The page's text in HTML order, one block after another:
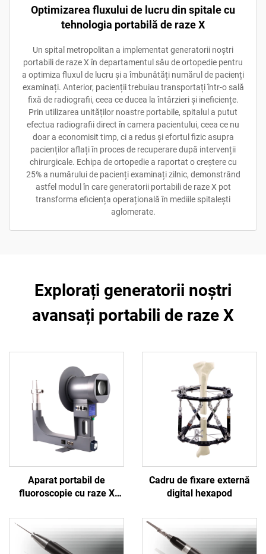
Optimizarea fluxului de lucru din spitale cu
tehnologia portabilă de raze X
Un spital metropolitan a implementat generatorii noștri
portabili de raze X în departamentul său de ortopedie pentru
a optimiza fluxul de lucru și a îmbunătăți numărul de pacienți
examinați. Anterior, pacienții trebuiau transportați într-o sală
fixă de radiografii, ceea ce ducea la întârzieri și ineficiențe.
Prin utilizarea unităților noastre portabile, spitalul a putut
efectua radiografii direct în camera pacientului, ceea ce nu
doar a economisit timp, ci a redus și efortul fizic asupra
pacienților aflați în proces de recuperare după intervenții
chirurgicale. Echipa de ortopedie a raportat o creștere cu
25% a numărului de pacienți examinați zilnic, demonstrând
astfel modul în care generatorii portabili de raze X pot
transforma eficiența operațională în mediile spitalești
aglomerate.
Explorați generatorii noștri
avansați portabili de raze X
Aparat portabil de
fluoroscopie cu raze X
Cadru de fixare externă
digital hexapod